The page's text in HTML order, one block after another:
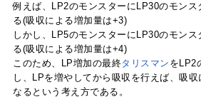
例えば、LP2のモンスターにLP30のモン
る(吸収による増加量は+3)
しかし、LP5のモンスターにLP30のモン
る(吸収による増加量は+4)
このため、LP増加の最終タリスマン をLP2
し、LPを増やしてから吸収を行えば、吸
なるという考え方である。